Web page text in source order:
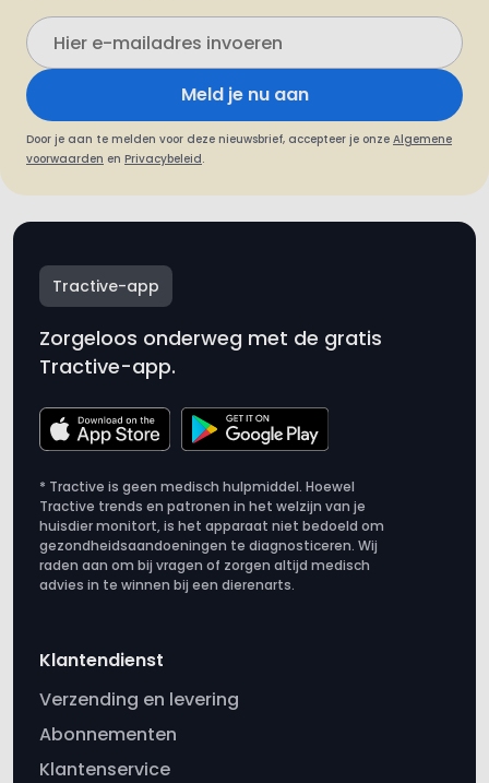
Meld je nu aan
Door je aan te melden voor deze nieuwsbrief, accepteer je onze Algemene
voorwaarden en Privacybeleid.
Tractive-app
Zorgeloos onderweg met de gratis
Tractive-app.
* Tractive is geen medisch hulpmiddel. Hoewel
Tractive trends en patronen in het welzijn van je
huisdier monitort, is het apparaat niet bedoeld om
gezondheidsaandoeningen te diagnosticeren. Wij
raden aan om bij vragen of zorgen altijd medisch
advies in te winnen bij een dierenarts.
Klantendienst
Verzending en levering
Abonnementen
Klantenservice